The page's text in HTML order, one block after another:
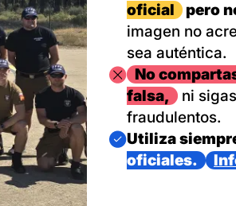
oficial
pero
imagen no
sea auténtica.
Imagen
No
falsa,
ni
fraudulentos.
Imagen
Utiliza
oficiales.